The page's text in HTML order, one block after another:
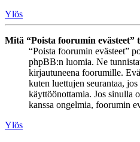
Ylös
Mitä “Poista foorumin evästeet”
“Poista foorumin evästeet”
phpBB:n luomia. Ne
kirjautuneena foorumille.
kuten luettujen seurantaa,
käyttöönottamia. Jos sinulla
kanssa ongelmia, foorumin
Ylös